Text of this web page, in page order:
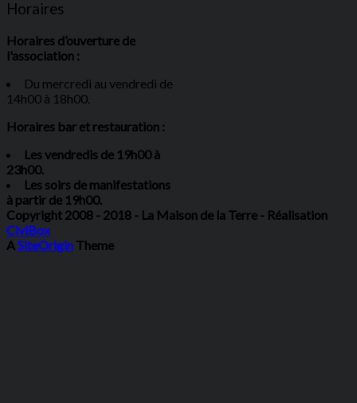
Horaires
Horaires d’ouverture de
l'association :
Du mercredi au vendredi de
14h00 à 18h00.
Horaires bar et restauration :
Les vendredis de 19h00 à
23h00.
Les soirs de manifestations
à partir de 19h00.
Copyright 2008 - 2018 - La Maison de la Terre - Réalisation
CiviBox
ASiteOrigin Theme